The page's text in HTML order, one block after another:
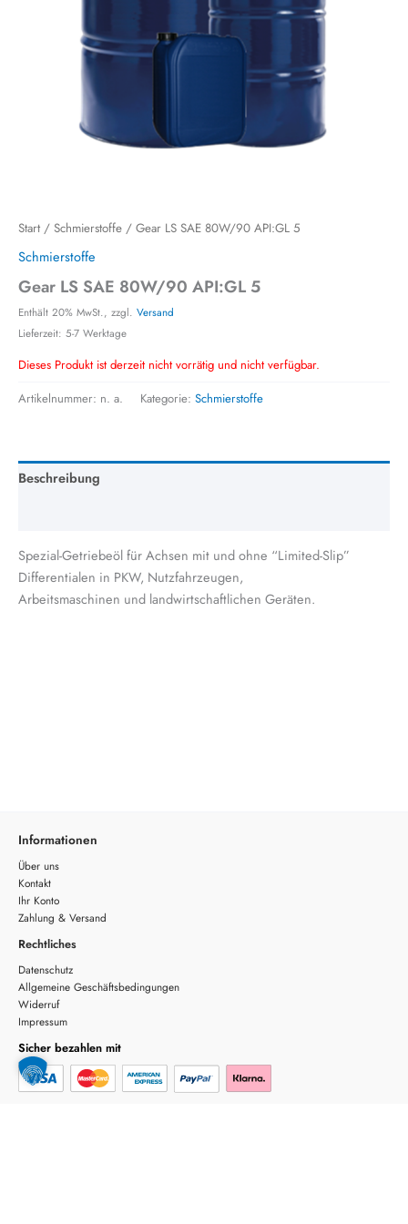
Start / Schmierstoffe / Gear LS SAE 80W/90 API:GL 5
Schmierstoffe
Gear LS SAE 80W/90 API:GL 5
Enthält 20% MwSt., zzgl. Versand
Lieferzeit: 5-7 Werktage
Dieses Produkt ist derzeit nicht vorrätig und nicht verfügbar.
Artikelnummer: n. a. Kategorie: Schmierstoffe
Beschreibung
Spezial-Getriebeöl für Achsen mit und ohne “Limited-Slip”
Differentialen in PKW, Nutzfahrzeugen,
Arbeitsmaschinen und landwirtschaftlichen Geräten.
Informationen
Über uns
Kontakt
Ihr Konto
Zahlung & Versand
Rechtliches
Datenschutz
Allgemeine Geschäftsbedingungen
Widerruf
Impressum
Sicher bezahlen mit